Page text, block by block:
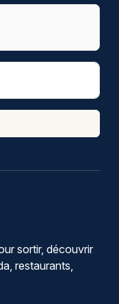
sortir, découvrir
restaurants,